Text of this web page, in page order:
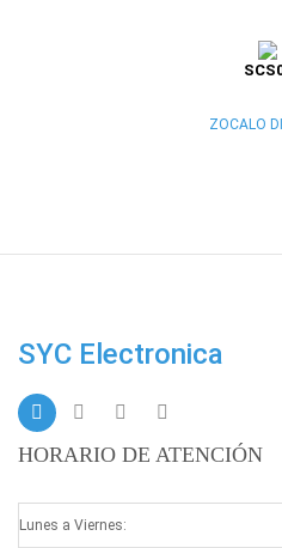
ZOCALO
SYC Electronica
HORARIO DE ATENCIÓN
Lunes a Viernes: